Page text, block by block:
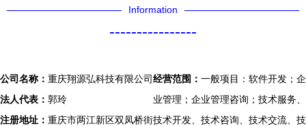
Information
----------------
公司名称： 重庆翔源弘科技有限公司
法人代表： 郭玲
注册地址： 重庆市两江新区双凤桥街
经营范围： 一般项目：软件开发；企
业管理；企业管理咨询；技术服务、
技术开发、技术咨询、技术交流、技